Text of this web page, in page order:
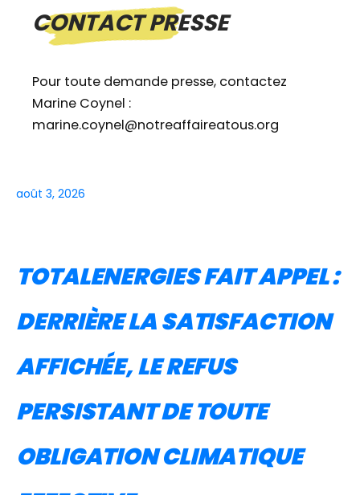
CONTACT PRESSE
Pour toute demande presse, contactez
Marine Coynel :
marine.coynel@notreaffaireatous.org
août 3, 2026
TOTALENERGIES FAIT APPEL :
DERRIÈRE LA SATISFACTION
AFFICHÉE, LE REFUS
PERSISTANT DE TOUTE
OBLIGATION CLIMATIQUE